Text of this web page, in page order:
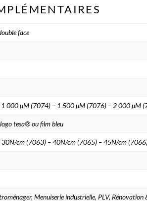
face
000 µM (7074) – 1 500 µM (7076) – 2 000
tesa® ou film bleu
cm (7063) – 40N/cm (7065) – 45N/cm
Menuiserie industrielle, PLV,